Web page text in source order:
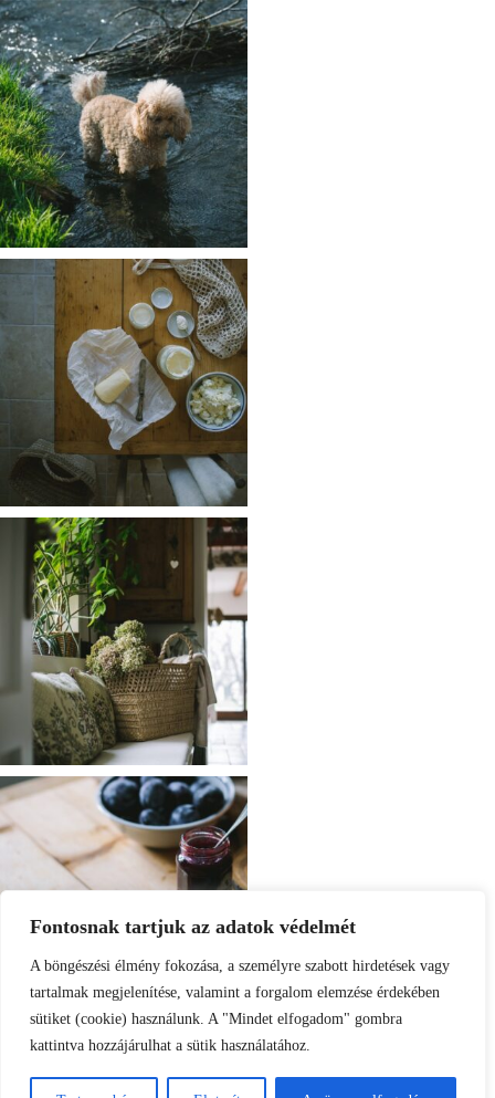
Fontosnak tartjuk az adatok védelmét
A böngészési élmény fokozása, a személyre szabott hirdetések vagy
tartalmak megjelenítése, valamint a forgalom elemzése érdekében
sütiket (cookie) használunk. A "Mindet elfogadom" gombra
kattintva hozzájárulhat a sütik használatához.